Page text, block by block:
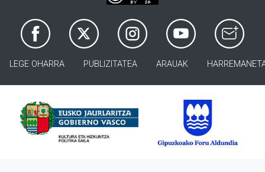
LEGE OHARRA PUBLIZITATEA ARAUAK